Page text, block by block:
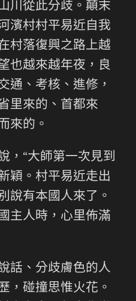
川從此分歧。顛末
濱村村平易近自我
村落復興之路上越
也越來越年夜，良
通、考核、進修，
里來的、首都來
來的。
，“大師第一次見到
穎。村平易近走出
說有本國人來了。
主人時，心里佈滿
話、分歧膚色的人
，碰撞思惟火花。